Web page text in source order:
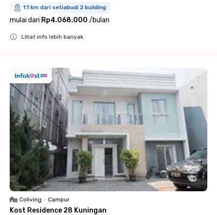
1.1 km dari setiabudi 2 building
mulai dari Rp4.068.000 /bulan
Lihat info lebih banyak
Coliving • Campur
Kost Residence 28 Kuningan